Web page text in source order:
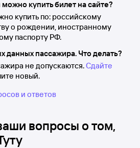
купить билет на сайте?
купить по: российскому
о рождении, иностранному
паспорту РФ.
данных пассажира. Что делать?
не допускаются.Сдайте
новый.
и ответов
вопросы о том,